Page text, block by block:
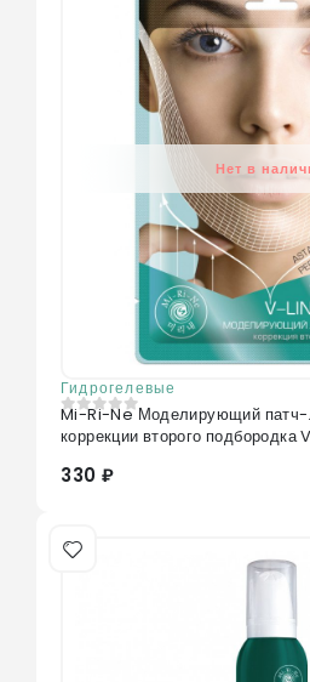
Нет в
Гидрогелевые
0из 5
Mi-Ri-Ne Моделирующий патч-
коррекции второго
330 ₽